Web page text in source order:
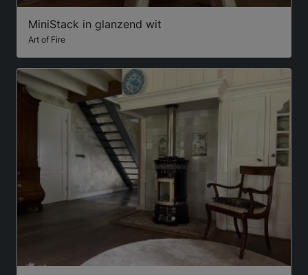
MiniStack in glanzend wit
Art of Fire